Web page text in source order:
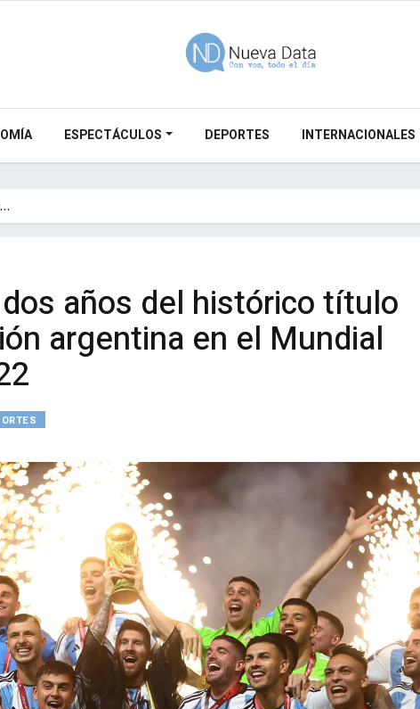
ESPECTÁCULOS DEPORTES INTERNACIONALES
años del histórico título
argentina en el Mundial